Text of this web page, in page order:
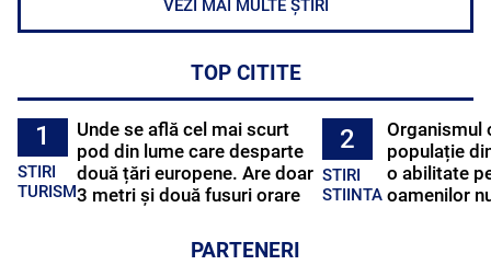
VEZI MAI MULTE ȘTIRI
TOP CITITE
1
STIRI
TURISM
Unde se află cel mai scurt
pod din lume care desparte
două țări europene. Are doar
3 metri și două fusuri orare
2
STIRI
STIINTA
Organismul
populație
o abilitate
oamenilor
PARTENERI